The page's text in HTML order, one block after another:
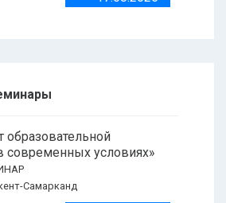
современных условиях»
Самарканд